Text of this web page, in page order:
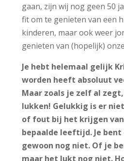
gaan, zijn wij nog geen 50
fit om te genieten van een
kinderen, maar ook weer
genieten van (hopelijk)
Je hebt helemaal gelijk
worden heeft absoluut
Maar zoals je zelf al
lukken! Gelukkig is er
of fout bij het krijgen
bepaalde leeftijd. Je
gewoon nog niet. Of je
maar het lukt nog niet.